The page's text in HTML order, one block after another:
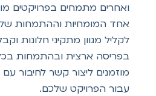
ואחרים מתמחים בפרויקטים
אחד המומחיות וההתמחות שלו.
לקליל מגוון מתקיני חלונות
בפריסה ארצית ובהתמחות בכל
מוזמנים ליצור קשר לחיבור
עבור הפרויקט שלכם.